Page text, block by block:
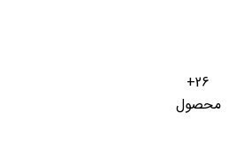
26+
محصول